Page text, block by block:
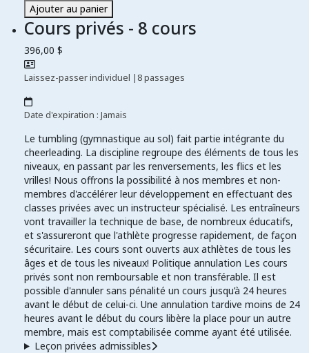
Ajouter au panier
Cours privés - 8 cours
396,00 $
Laissez-passer individuel |8 passages
Date d'expiration : Jamais
Le tumbling (gymnastique au sol) fait partie intégrante du
cheerleading. La discipline regroupe des éléments de tous les
niveaux, en passant par les renversements, les flics et les
vrilles! Nous offrons la possibilité à nos membres et non-
membres d'accélérer leur développement en effectuant des
classes privées avec un instructeur spécialisé. Les entraîneurs
vont travailler la technique de base, de nombreux éducatifs,
et s'assureront que l'athlète progresse rapidement, de façon
sécuritaire. Les cours sont ouverts aux athlètes de tous les
âges et de tous les niveaux! Politique annulation Les cours
privés sont non remboursable et non transférable. Il est
possible d'annuler sans pénalité un cours jusqu’à 24 heures
avant le début de celui-ci. Une annulation tardive moins de 24
heures avant le début du cours libère la place pour un autre
membre, mais est comptabilisée comme ayant été utilisée.
Leçon privées admissibles